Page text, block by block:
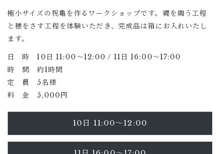
極小サイズの祝亀を作るワークショップです。縄を綯う工程
と穂をさす工程を体験いただき、完成品は箱にお入れいたし
ます。
日 時 10日 11:00〜12:00 / 11日 16:00〜17:00
時 間 約1時間
定 員 5名様
料 金 5,000円
10日 11:00〜12:00